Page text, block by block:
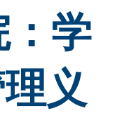
：学
义